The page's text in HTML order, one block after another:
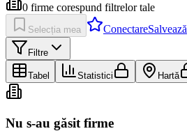
0 firme corespund filtrelor tale
Selecția mea ConectareSalvează
Filtre
Tabel Statistici Hartă
Nu s-au găsit firme